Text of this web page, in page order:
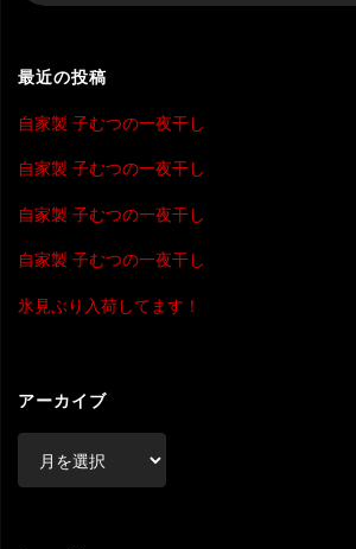
ン
最近の投稿
自家製 子むつの一夜干し
自家製 子むつの一夜干し
自家製 子むつの一夜干し
自家製 子むつの一夜干し
氷見ぶり入荷してます！
アーカイブ